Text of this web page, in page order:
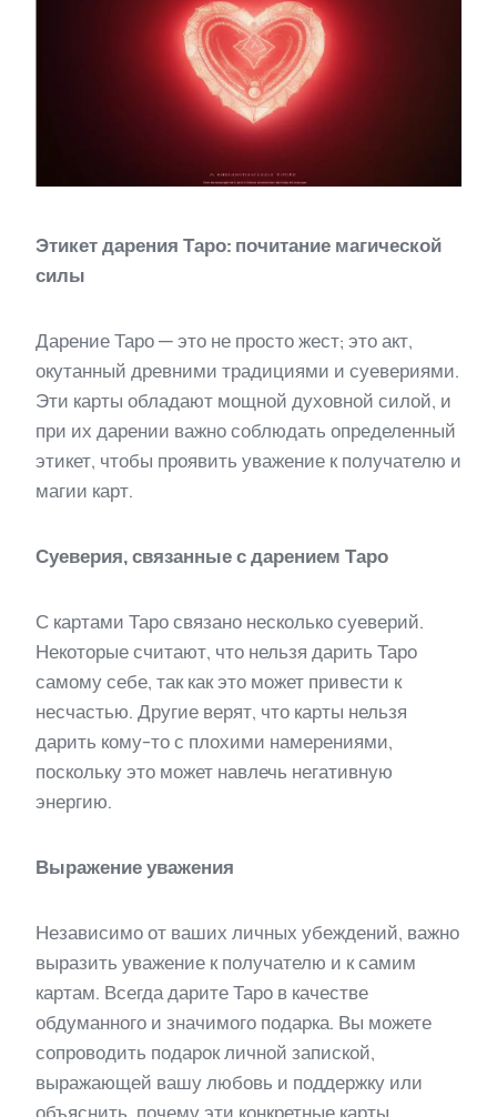
Этикет дарения Таро: почитание магической
силы
Дарение Таро — это не просто жест; это акт,
окутанный древними традициями и суевериями.
Эти карты обладают мощной духовной силой, и
при их дарении важно соблюдать определенный
этикет, чтобы проявить уважение к получателю и
магии карт.
Суеверия, связанные с дарением Таро
С картами Таро связано несколько суеверий.
Некоторые считают, что нельзя дарить Таро
самому себе, так как это может привести к
несчастью. Другие верят, что карты нельзя
дарить кому-то с плохими намерениями,
поскольку это может навлечь негативную
энергию.
Выражение уважения
Независимо от ваших личных убеждений, важно
выразить уважение к получателю и к самим
картам. Всегда дарите Таро в качестве
обдуманного и значимого подарка. Вы можете
сопроводить подарок личной запиской,
выражающей вашу любовь и поддержку или
объяснить, почему эти конкретные карты